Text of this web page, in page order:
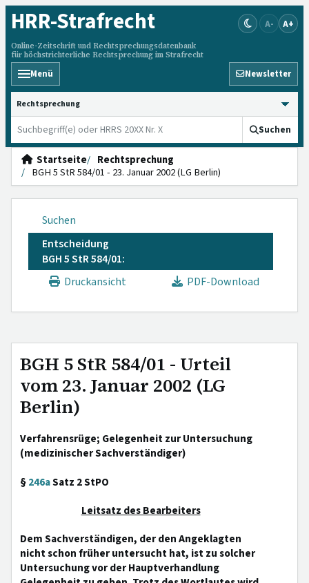
HRR-Strafrecht
Online-Zeitschrift und Rechtsprechungsdatenbank
für höchstrichterliche Rechtsprechung im Strafrecht
A- A+
Menü Newsletter
HRRS durchsuchen
Suchen
Startseite
Rechtsprechung
BGH 5 StR 584/01 - 23. Januar 2002 (LG Berlin)
Suchen
Entscheidung
BGH 5 StR 584/01:
Druckansicht
PDF-Download
BGH 5 StR 584/01 - Urteil
vom 23. Januar 2002 (LG
Berlin)
Verfahrensrüge; Gelegenheit zur Untersuchung
(medizinischer Sachverständiger)
§246aSatz 2 StPO
Leitsatz des Bearbeiters
Dem Sachverständigen, der den Angeklagten
nicht schon früher untersucht hat, ist zu solcher
Untersuchung vor der Hauptverhandlung